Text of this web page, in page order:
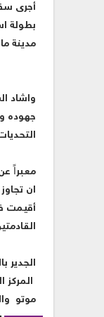
‏أجرى
بطولة
مدينة
‏واشاد
جهوده
معبراً
ان
أقيمت
‏الجدير
المركز
موتو